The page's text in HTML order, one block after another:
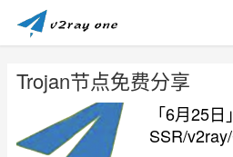
Trojan节点免费分享
「6月25
SSR/